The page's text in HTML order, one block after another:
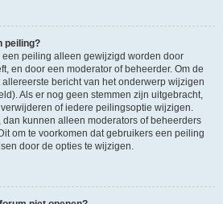
peiling?
een peiling alleen gewijzigd worden door
en door een moderator of beheerder. Om de
bericht van het onderwerp wijzigen
Als er nog geen stemmen zijn uitgebracht,
of iedere peilingsoptie wijzigen.
dan kunnen alleen moderators of beheerders
om te voorkomen dat gebruikers een peiling
door de opties te wijzigen.